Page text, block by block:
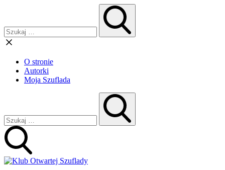
O stronie
Autorki
Moja Szuflada